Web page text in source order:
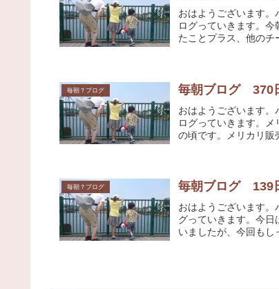
おはようございます
ログっていきます。
たことプラス、他のチ
毎朝？ブログ 毎朝ブログ 370
おはようございます
ログっていきます。
の頃です。メリカリ販
毎朝？ブログ 毎朝ブログ 139
おはようございます
グっていきます。今
いましたが、今回も